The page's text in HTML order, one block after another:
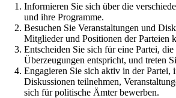
Informieren Sie sich über die
und ihre Programme.
Besuchen Sie Veranstaltungen und
Mitglieder und Positionen der Parteien
Entscheiden Sie sich für eine Partei,
Überzeugungen entspricht, und treten
Engagieren Sie sich aktiv in der Partei,
Diskussionen teilnehmen,
sich für politische Ämter bewerben.